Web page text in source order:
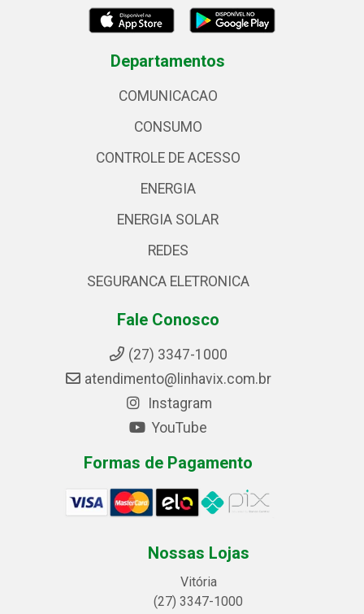
Departamentos
COMUNICACAO
CONSUMO
CONTROLE DE ACESSO
ENERGIA
ENERGIA SOLAR
REDES
SEGURANCA ELETRONICA
Fale Conosco
(27) 3347-1000
atendimento@linhavix.com.br
Instagram
YouTube
Formas de Pagamento
Nossas Lojas
Vitória
(27) 3347-1000